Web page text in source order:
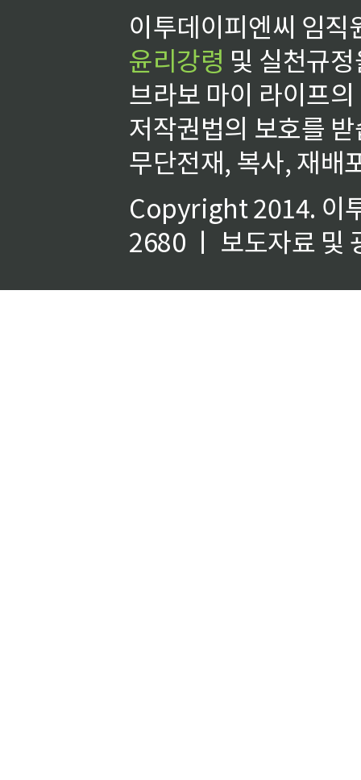
이투데이피엔씨 임
윤리강령 및 실천규
브라보 마이 라이프
저작권법의 보호를
무단전재, 복사, 재배
Copyright 2014. 이
2680 ㅣ 보도자료